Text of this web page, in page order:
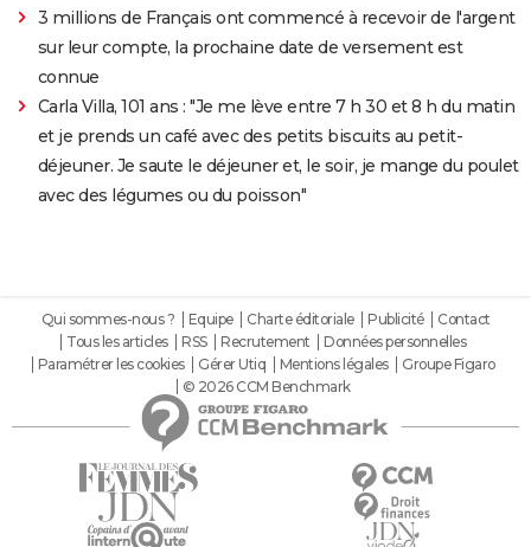
3 millions de Français ont commencé à recevoir de l'argent
sur leur compte, la prochaine date de versement est
connue
Carla Villa, 101 ans : "Je me lève entre 7 h 30 et 8 h du matin
et je prends un café avec des petits biscuits au petit-
déjeuner. Je saute le déjeuner et, le soir, je mange du poulet
avec des légumes ou du poisson"
Qui sommes-nous ? Equipe Charte éditoriale Publicité
Contact
Tous les articles
RSS Recrutement
Données personnelles
Paramétrer les cookies
Gérer Utiq Mentions légales
Groupe Figaro
© 2026 CCM Benchmark